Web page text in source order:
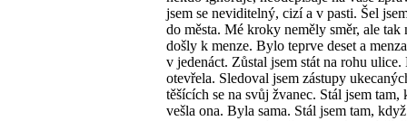
jsem se neviditelný, cizí a v pasti. Šel
do města. Mé kroky neměly směr, ale tak
došly k menze. Bylo teprve deset a
v jedenáct. Zůstal jsem stát na rohu ulice.
otevřela. Sledoval jsem zástupy
těšících se na svůj žvanec. Stál jsem tam,
vešla ona. Byla sama. Stál jsem tam,